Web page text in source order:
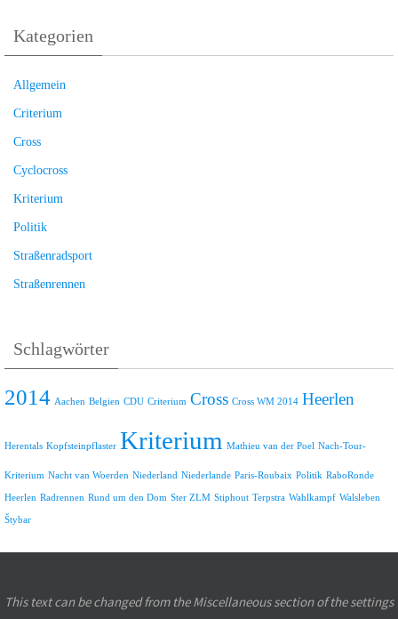
Kategorien
Allgemein
Criterium
Cross
Cyclocross
Kriterium
Politik
Straßenradsport
Straßenrennen
Schlagwörter
2014 Aachen Belgien CDU Criterium Cross Cross WM 2014 Heerlen
Herentals Kopfsteinpflaster Kriterium Mathieu van der Poel Nach-Tour-
Kriterium Nacht van Woerden Niederland Niederlande Paris-Roubaix Politik RaboRonde
Heerlen Radrennen Rund um den Dom Ster ZLM Stiphout Terpstra Wahlkampf Walsleben
Štybar
This text can be changed from the Miscellaneous section of the settings